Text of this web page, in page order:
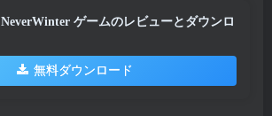
NeverWinter ゲームのレビューとダウンロ
無料ダウンロード